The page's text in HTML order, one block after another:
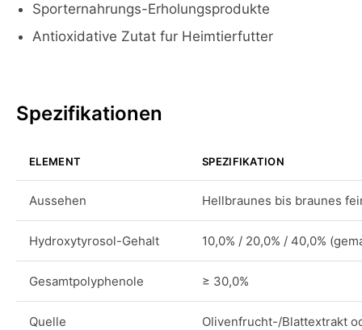
Sporternahrungs-Erholungsprodukte
Antioxidative Zutat fur Heimtierfutter
Spezifikationen
ELEMENT SPEZIFIKATION
Aussehen Hellbraunes bis braunes
Hydroxytyrosol-Gehalt 10,0% / 20,0% / 40,0%
Gesamtpolyphenole ≥ 30,0%
Quelle Olivenfrucht-/Blattextrakt